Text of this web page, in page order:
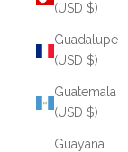
(USD $)
Guadalupe
(USD $)
Guatemala
(USD $)
Guayana